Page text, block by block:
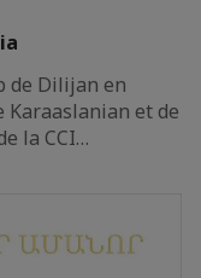
de Dilijan en
Karaaslanian et de
la CCI…